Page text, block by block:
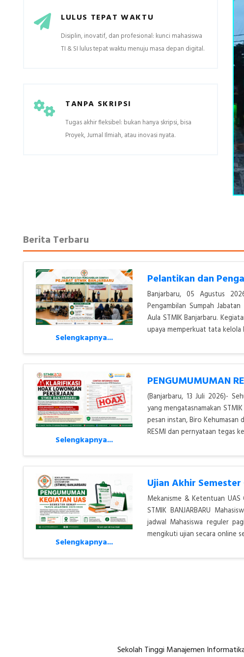
LULUS TEPAT WAKTU
Disiplin, inovatif, dan profesional: kunci mahasiswa
TI & SI lulus tepat waktu menuju masa depan digital.
TANPA SKRIPSI
Tugas akhir fleksibel: bukan hanya skripsi, bisa
Proyek, Jurnal Ilmiah, atau inovasi nyata.
Berita Terbaru
Selengkapnya...
Banjarbaru, 05 Agustus
Pengambilan Sumpah
Aula STMIK Banjarbaru.
upaya memperkuat tata kelola
Selengkapnya...
(Banjarbaru, 13 Juli 2026)-
yang mengatasnamakan
pesan instan, Biro Kehumasan
RESMI dan pernyataan tegas
Selengkapnya...
Ujian Akhir
Mekanisme & Ketentuan
STMIK BANJARBARU
jadwal Mahasiswa reguler
mengikuti ujian secara online
Sekolah Tinggi Manajemen